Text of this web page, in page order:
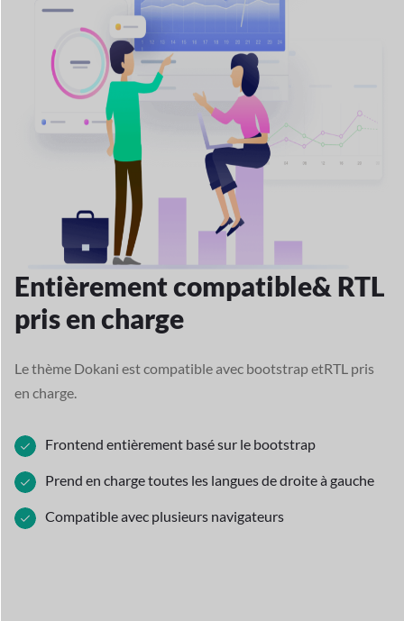
Entièrement compatible& RTL
pris en charge
Le thème Dokani est compatible avec bootstrap etRTL pris
en charge.
Frontend entièrement basé sur le bootstrap
Prend en charge toutes les langues de droite à gauche
Compatible avec plusieurs navigateurs